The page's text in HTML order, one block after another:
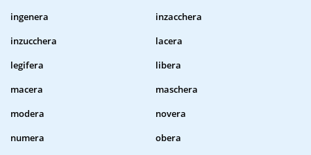
ingenera
inzacchera
inzucchera
lacera
legifera
libera
macera
maschera
modera
novera
numera
obera